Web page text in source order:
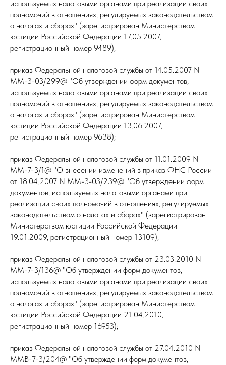
используемых налоговыми органами при реализации своих
полномочий в отношениях, регулируемых законодательством
о налогах и сборах" (зарегистрирован Министерством
юстиции Российской Федерации 17.05.2007,
регистрационный номер 9489);
приказ Федеральной налоговой службы от 14.05.2007 N
ММ-3-03/299@ "Об утверждении форм документов,
используемых налоговыми органами при реализации своих
полномочий в отношениях, регулируемых законодательством
о налогах и сборах" (зарегистрирован Министерством
юстиции Российской Федерации 13.06.2007,
регистрационный номер 9638);
приказ Федеральной налоговой службы от 11.01.2009 N
ММ-7-3/1@ "О внесении изменений в приказ ФНС России
от 18.04.2007 N ММ-3-03/239@ "Об утверждении форм
документов, используемых налоговыми органами при
реализации своих полномочий в отношениях, регулируемых
законодательством о налогах и сборах" (зарегистрирован
Министерством юстиции Российской Федерации
19.01.2009, регистрационный номер 13109);
приказ Федеральной налоговой службы от 23.03.2010 N
ММ-7-3/136@ "Об утверждении форм документов,
используемых налоговыми органами при реализации своих
полномочий в отношениях, регулируемых законодательством
о налогах и сборах" (зарегистрирован Министерством
юстиции Российской Федерации 21.04.2010,
регистрационный номер 16953);
приказ Федеральной налоговой службы от 27.04.2010 N
ММВ-7-3/204@ "Об утверждении форм документов,